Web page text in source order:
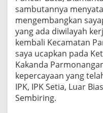
sambutannya
mengembangkan
yang ada diwilayah
kembali Kecamatan
saya ucapkan pada
Kakanda
kepercayaan yang
IPK, IPK Setia, Luar
Sembiring.